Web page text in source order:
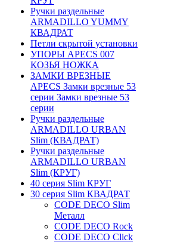
Ручки раздельные
ARMADILLO YUMMY
КВАДРАТ
Петли скрытой установки
УПОРЫ APECS 007
КОЗЬЯ НОЖКА
ЗАМКИ ВРЕЗНЫЕ
APECS Замки врезные 53
серии Замки врезные 53
серии
Ручки раздельные
ARMADILLO URBAN
Slim (КВАДРАТ)
Ручки раздельные
ARMADILLO URBAN
Slim (КРУГ)
40 серия Slim КРУГ
30 серия Slim КВАДРАТ
CODE DECO Slim
Металл
CODE DECO Rock
CODE DECO Click